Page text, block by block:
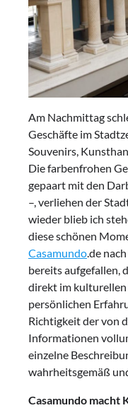
Am Nachmittag
Geschäfte im
Souvenirs,
Die farbenfrohen
gepaart mit den
–, verliehen der
wieder blieb ich
diese schönen
Casamundo.de
bereits aufgefallen,
direkt im kulturellen
persönlichen
Richtigkeit der von
Informationen
einzelne
wahrheitsgemäß
Casamundo macht